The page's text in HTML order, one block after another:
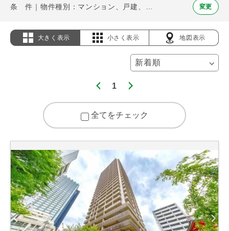
変更
大きく表示 小さく表示 地図表示
1
全てをチェック